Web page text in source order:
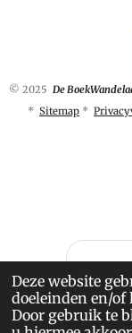
Deze website
doeleinden en/of
Door gebruik te
© 2025 De
* Sitemap *